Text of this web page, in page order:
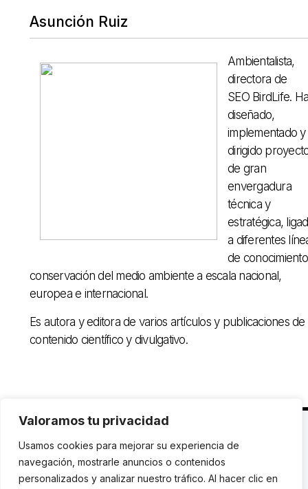
Valoramos tu privacidad
Usamos cookies para mejorar su experiencia de
navegación, mostrarle anuncios o contenidos
personalizados y analizar nuestro tráfico. Al hacer clic en
Asunción Ruiz
Ambientalista,
directora de
SEO BirdLife. Ha
diseñado,
implementado y
dirigido
de gran
envergadura
técnica y
estratégica,
a diferentes
de
conservación del medio ambiente a escala nacional,
europea e internacional.
Es autora y editora de varios artículos y publicaciones de
contenido científico y divulgativo.
C. Avinyó 44, 2n | 08002 Barcelona |T.: +34 93
119 03 72|institut@idhc.org